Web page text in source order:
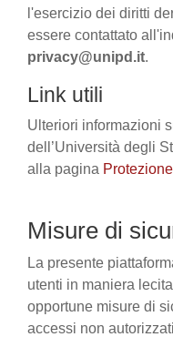
l'esercizio dei diritti
essere contattato
privacy@unipd.it.
Link utili
Ulteriori informazioni
dell’Università degli
alla pagina
Misure di
La presente
utenti in maniera
opportune misure di
accessi non